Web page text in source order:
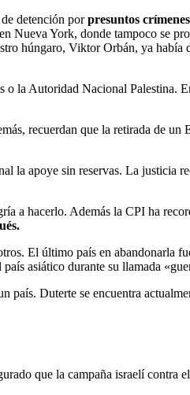
detención porpresuntos
Nueva York, donde tampoco se
húngaro, Viktor Orbán, ya había
la Autoridad Nacional Palestina.
recuerdan que la retirada de un
la apoye sin reservas. La justicia
a hacerlo. Además la CPI ha
El último país en abandonarla
asiático durante su llamada
país. Duterte se encuentra
que la campaña israelí contra